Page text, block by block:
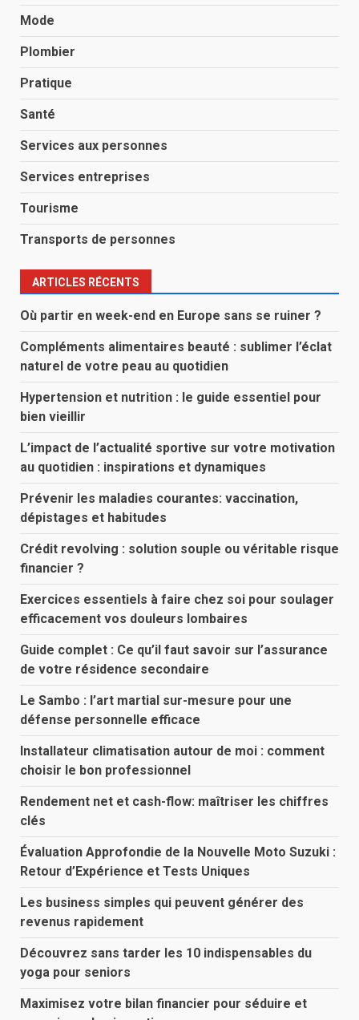
Mode
Plombier
Pratique
Santé
Services aux personnes
Services entreprises
Tourisme
Transports de personnes
ARTICLES RÉCENTS
Où partir en week-end en Europe sans se ruiner ?
Compléments alimentaires beauté : sublimer l’éclat
naturel de votre peau au quotidien
Hypertension et nutrition : le guide essentiel pour
bien vieillir
L’impact de l’actualité sportive sur votre motivation
au quotidien : inspirations et dynamiques
Prévenir les maladies courantes: vaccination,
dépistages et habitudes
Crédit revolving : solution souple ou véritable risque
financier ?
Exercices essentiels à faire chez soi pour soulager
efficacement vos douleurs lombaires
Guide complet : Ce qu’il faut savoir sur l’assurance
de votre résidence secondaire
Le Sambo : l’art martial sur-mesure pour une
défense personnelle efficace
Installateur climatisation autour de moi : comment
choisir le bon professionnel
Rendement net et cash-flow: maîtriser les chiffres
clés
Évaluation Approfondie de la Nouvelle Moto Suzuki :
Retour d’Expérience et Tests Uniques
Les business simples qui peuvent générer des
revenus rapidement
Découvrez sans tarder les 10 indispensables du
yoga pour seniors
Maximisez votre bilan financier pour séduire et